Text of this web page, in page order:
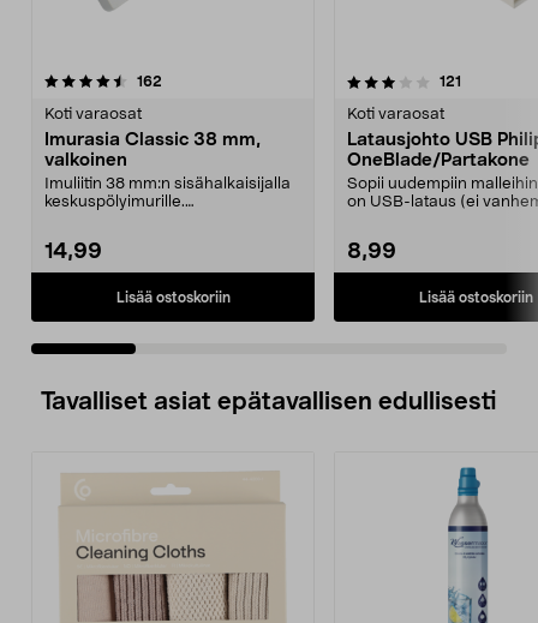
162
Koti varaosat
Imurasia Classic 38 mm,
valkoinen
Imuliitin 38 mm:n sisähalkaisijalla
keskuspölyimurille.
14,99
Lisää ostoskoriin
3.5 viidestä
121
Koti varaosat
Latausjohto USB
OneBlade/Partakone
Sopii uudempiin
on USB-lataus (ei
8,99
Lisää ostoskoriin
4.5 viidestä
Tavalliset asiat epätavallisen edullisesti